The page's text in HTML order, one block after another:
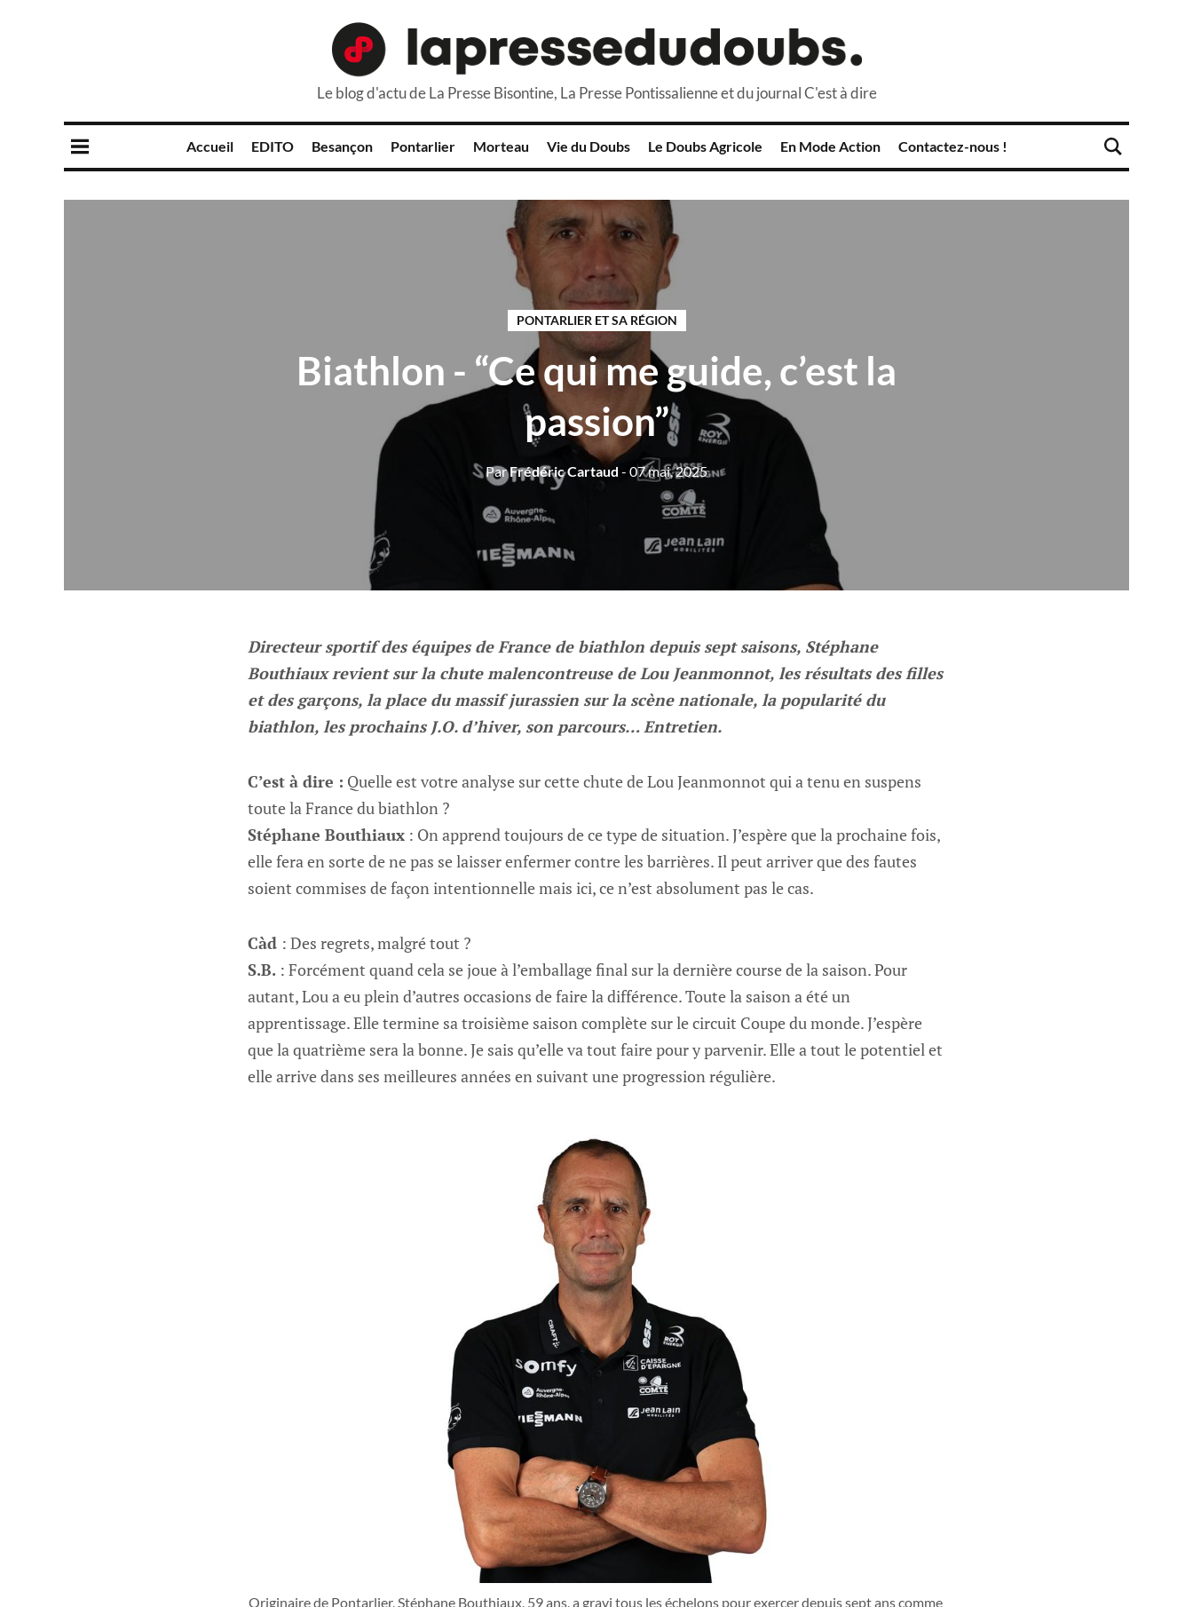
Le blog d'actu de La Presse Bisontine, La Presse Pontissalienne et du journal C'est à dire
Accueil EDITO Besançon Pontarlier Morteau Vie du Doubs Le Doubs Agricole En Mode Action Contactez-nous !
PONTARLIER ET SA RÉGION
Biathlon - “Ce qui me guide, c’est la
passion”
ParFrédéric Cartaud - 07 mai, 2025
Directeur sportif des équipes de France de biathlon depuis sept saisons, Stéphane
Bouthiaux revient sur la chute malencontreuse de Lou Jeanmonnot, les résultats des filles
et des garçons, la place du massif jurassien sur la scène nationale, la popularité du
biathlon, les prochains J.O. d’hiver, son parcours… Entretien.
C’est à dire : Quelle est votre analyse sur cette chute de Lou Jeanmonnot qui a tenu en suspens
toute la France du biathlon ?
Stéphane Bouthiaux : On apprend toujours de ce type de situation. J’espère que la prochaine fois,
elle fera en sorte de ne pas se laisser enfermer contre les barrières. Il peut arriver que des fautes
soient commises de façon intentionnelle mais ici, ce n’est absolument pas le cas.
Càd : Des regrets, malgré tout ?
S.B. : Forcément quand cela se joue à l’emballage final sur la dernière course de la saison. Pour
autant, Lou a eu plein d’autres occasions de faire la différence. Toute la saison a été un
apprentissage. Elle termine sa troisième saison complète sur le circuit Coupe du monde. J’espère
que la quatrième sera la bonne. Je sais qu’elle va tout faire pour y parvenir. Elle a tout le potentiel et
elle arrive dans ses meilleures années en suivant une progression régulière.
Originaire de Pontarlier, Stéphane Bouthiaux, 59 ans, a gravi tous les échelons pour exercer depuis sept ans comme